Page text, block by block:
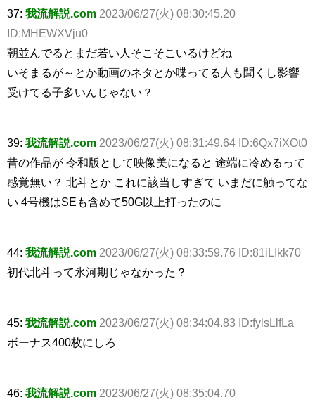
37: 我流解説.com 2023/06/27(火) 08:30:45.20
ID:MHEWXVju0
朝並んでるとまだ若い人そこそこいるけどね
いそまるが～とか動画のネタとか喋ってる人も聞くし影響
受けてる子多いんじゃない？
39: 我流解説.com 2023/06/27(火) 08:31:49.64 ID:6Qx7iXOt0
昔の作品が 令和版として映像美になると 途端に冷めるって
感覚無い？ 北斗とか これに該当しすぎて いまだに触ってな
い 4号機はSEも含めて50G以上打ったのに
44: 我流解説.com 2023/06/27(火) 08:33:59.76 ID:81iLIkk70
初代北斗って氷河期じゃなかった？
45: 我流解説.com 2023/06/27(火) 08:34:04.83 ID:fylsLlfLa
ボーナス400枚にしろ
46: 我流解説.com 2023/06/27(火) 08:35:04.70